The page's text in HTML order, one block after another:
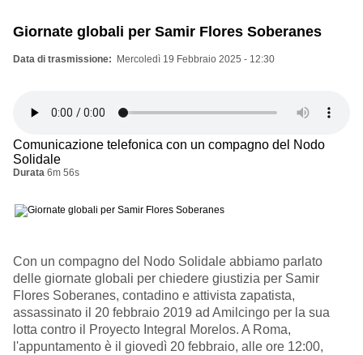
Giornate globali per Samir Flores Soberanes
Data di trasmissione Mercoledì 19 Febbraio 2025 - 12:30
Comunicazione telefonica con un compagno del Nodo
Solidale
Durata 6m 56s
Con un compagno del Nodo Solidale abbiamo parlato
delle giornate globali per chiedere giustizia per Samir
Flores Soberanes, contadino e attivista zapatista,
assassinato il 20 febbraio 2019 ad Amilcingo per la sua
lotta contro il Proyecto Integral Morelos. A Roma,
l'appuntamento è il giovedì 20 febbraio, alle ore 12:00,